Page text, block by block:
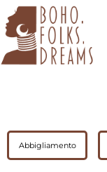
Abbigliamento